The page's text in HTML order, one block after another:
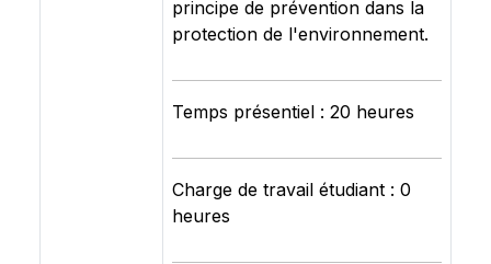
principe de prévention dans la
protection de l'environnement.
Temps présentiel : 20 heures
Charge de travail étudiant : 0
heures